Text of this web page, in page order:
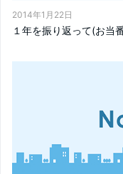
2014年1月22日
１年を振り返って(お